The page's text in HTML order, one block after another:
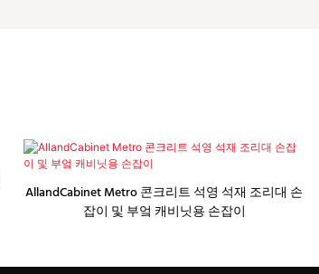
AllandCabinet Metro 콘크리트 석영 석재 조리대 손
잡이 및 부엌 캐비닛용 손잡이